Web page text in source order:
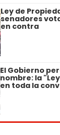
Ley de
senadores
en contra
El Gobierno
nombre: la
en toda la